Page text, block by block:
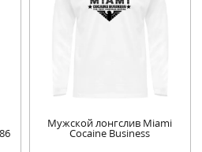
Мужской лонгслив Miami
Cocaine Business